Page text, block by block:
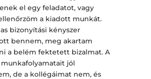
el egy feladatot, vagy
a kiadott munkát.
bizonyítási kényszer
bennem, meg akartam
a belém fektetett bizalmat. A
jól
de a kollégáimat nem, és